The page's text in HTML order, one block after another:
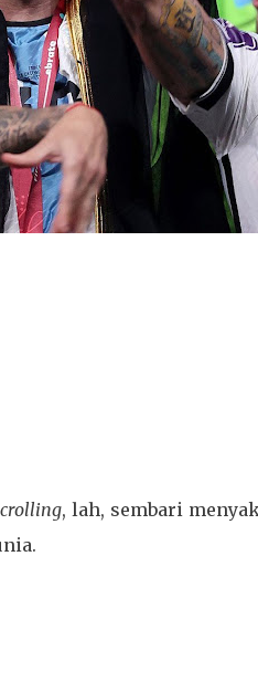
, lah, sembari